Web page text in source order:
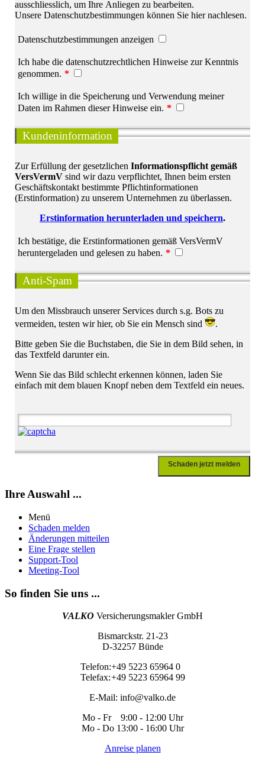
ausschliesslich, um Ihre Anliegen zu bearbeiten.
Unsere Datenschutzbestimmungen können Sie hier nachlesen.
Datenschutzbestimmungen anzeigen
Ich habe die datenschutzrechtlichen Hinweise zur Kenntnis
genommen. *
Ich willige in die Speicherung und Verwendung meiner
Daten im Rahmen dieser Hinweise ein. *
Kundeninformation
Zur Erfüllung der gesetzlichen Informationspflicht gemäß
VersVermV sind wir dazu verpflichtet, Ihnen beim ersten
Geschäftskontakt bestimmte Pflichtinformationen
(Erstinformation) zu unserem Unternehmen zu überlassen.
Erstinformation herunterladen und speichern.
Ich bestätige, die Erstinformationen gemäß VersVermV
heruntergeladen und gelesen zu haben. *
Anti-Spam
Um den Missbrauch unserer Services durch s.g. Bots zu
vermeiden, testen wir hier, ob Sie ein Mensch sind
.
Bitte geben Sie die Buchstaben, die Sie in dem Bild sehen, in
das Textfeld darunter ein.
Wenn Sie das Bild schlecht erkennen können, laden Sie
einfach mit dem blauen Knopf neben dem Textfeld ein neues.
Schaden jetzt melden
Ihre Auswahl ...
Menü
Schaden melden
Änderungen mitteilen
Eine Frage stellen
Support-Tool
Meeting-Tool
So finden Sie uns ...
VALKO Versicherungsmakler GmbH
Bismarckstr. 21-23
D-32257 Bünde
Telefon:+49 5223 65964 0
Telefax:+49 5223 65964 99
E-Mail: info@valko.de
Mo - Fr 9:00 - 12:00 Uhr
Mo - Do 13:00 - 16:00 Uhr
Anreise planen